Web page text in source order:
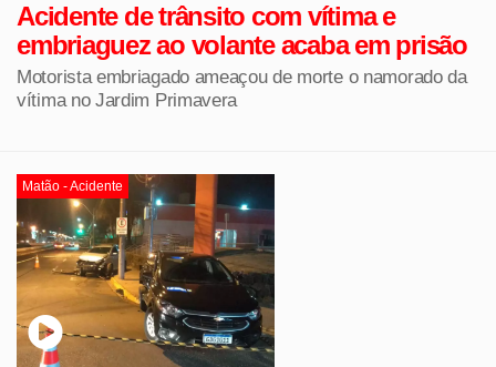
Acidente de trânsito com vítima e
embriaguez ao volante acaba em prisão
Motorista embriagado ameaçou de morte o namorado da
vítima no Jardim Primavera
Matão - Acidente